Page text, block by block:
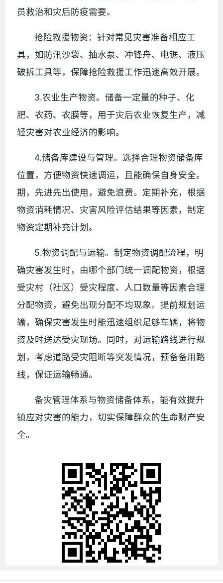
员救治和灾后防疫需要。
抢险救援物资：针对常见灾害准备相应工
具，如防汛沙袋、抽水泵、冲锋舟、电锯、液压
破拆工具等，保障抢险救援工作迅速高效开展。
3.农业生产物资。储备一定量的种子、化
肥、农药、农膜等，用于灾后农业恢复生产，减
轻灾害对农业经济的影响。
4.储备库建设与管理。选择合理物资储备库
位置，方便物资快速调运，且能确保自身安全。
期，先进先出使用，避免浪费。定期补充，根据
物资消耗情况、灾害风险评估结果等因素，制定
物资定期补充计划。
5.物资调配与运输。制定物资调配流程，明
确灾害发生时，由哪个部门统一调配物资，根据
受灾村（社区）受灾程度、人口数量等因素合理
分配物资，避免出现分配不均现象。提前规划运
输，确保灾害发生时能迅速组织足够车辆，将物
资及时送达受灾现场。同时，对运输路线进行规
划，考虑道路受灾阻断等突发情况，预备备用路
线，保证运输畅通。
备灾管理体系与物资储备体系，能有效提升
镇应对灾害的能力，切实保障群众的生命财产安
全。